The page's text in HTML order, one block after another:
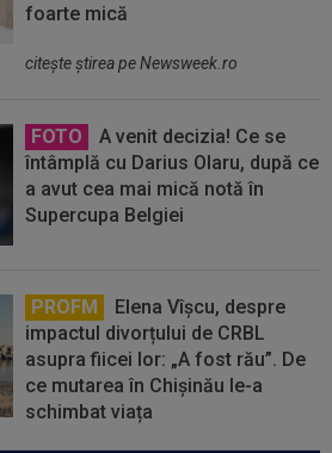
foarte mică
citeşte ştirea pe Newsweek.ro
FOTO
A venit decizia! Ce se
întâmplă cu Darius Olaru, după ce
a avut cea mai mică notă în
Supercupa Belgiei
PROFM
Elena Vîșcu, despre
impactul divorțului de CRBL
asupra fiicei lor: „A fost rău”. De
ce mutarea în Chișinău le-a
schimbat viața